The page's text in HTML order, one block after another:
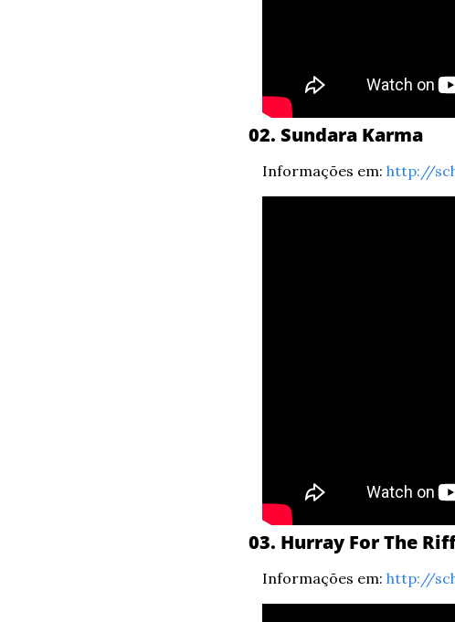
02. Sundara Karma
Informações em: http://
03. Hurray For The
Informações em: http://